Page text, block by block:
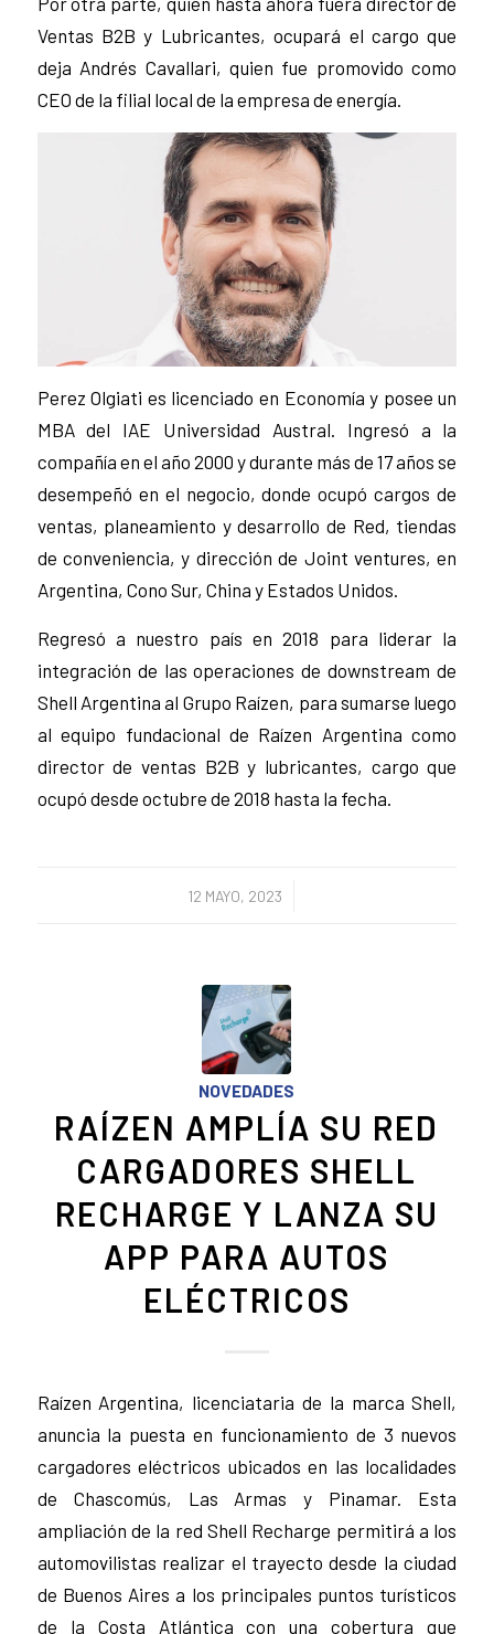
Ventas B2B y Lubricantes, ocupará el cargo que
deja Andrés Cavallari, quien fue promovido como
CEO de la filial local de la empresa de energía.
Perez Olgiati es licenciado en Economía y posee un
MBA del IAE Universidad Austral. Ingresó a la
compañía en el año 2000 y durante más de 17 años se
desempeñó en el negocio, donde ocupó cargos de
ventas, planeamiento y desarrollo de Red, tiendas
de conveniencia, y dirección de Joint ventures, en
Argentina, Cono Sur, China y Estados Unidos.
Regresó a nuestro país en 2018 para liderar la
integración de las operaciones de downstream de
Shell Argentina al Grupo Raízen, para sumarse luego
al equipo fundacional de Raízen Argentina como
director de ventas B2B y lubricantes, cargo que
ocupó desde octubre de 2018 hasta la fecha.
12 MAYO, 2023
/
NOVEDADES
RAÍZEN AMPLÍA SU RED
CARGADORES SHELL
RECHARGE Y LANZA SU
APP PARA AUTOS
ELÉCTRICOS
Raízen Argentina, licenciataria de la marca Shell,
anuncia la puesta en funcionamiento de 3 nuevos
cargadores eléctricos ubicados en las localidades
de Chascomús, Las Armas y Pinamar. Esta
ampliación de la red Shell Recharge permitirá a los
automovilistas realizar el trayecto desde la ciudad
de Buenos Aires a los principales puntos turísticos
de la Costa Atlántica con una cobertura que